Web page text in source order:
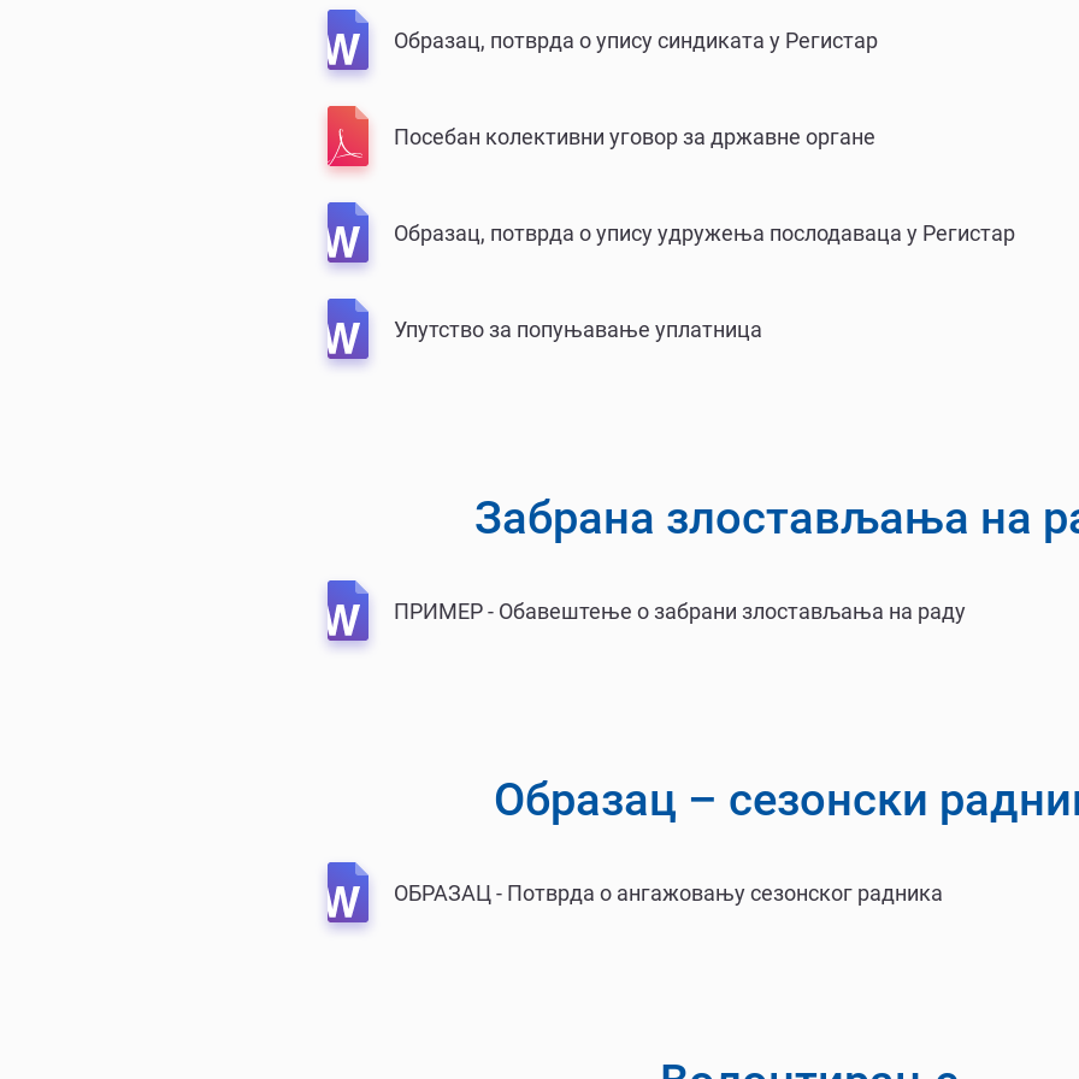
Образац, потврда о упису синдиката у Регистар
Посебан колективни уговор за државне органе
Образац, потврда о упису удружења послодаваца у Регистар
Упутство за попуњавање уплатница
Забрана злостављања на
ПРИМЕР - Обавештење о забрани злостављања на раду
Образац – сезонски
ОБРАЗАЦ - Потврда о ангажовању сезонског радника